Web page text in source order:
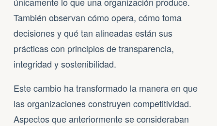
También observan cómo opera, cómo toma
decisiones y qué tan alineadas están sus
prácticas con principios de transparencia,
integridad y sostenibilidad.
Este cambio ha transformado la manera en que
las organizaciones construyen competitividad.
Aspectos que anteriormente se consideraban